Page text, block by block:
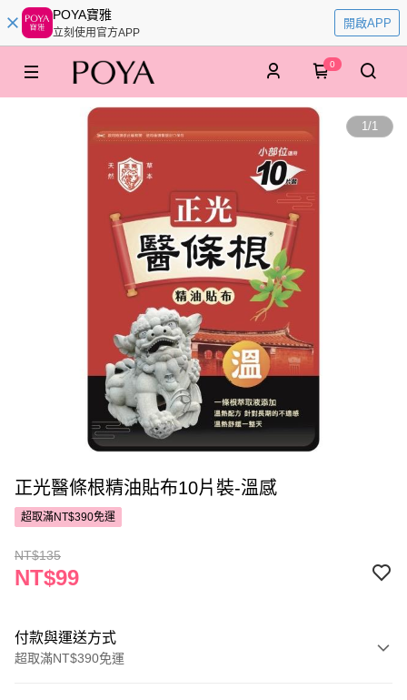
POYA寶雅
立刻使用官方APP
開啟APP
0
1/1
正光醫條根精油貼布10片裝-溫感
超取滿NT$390免運
NT$135
NT$99
付款與運送方式
超取滿NT$390免運